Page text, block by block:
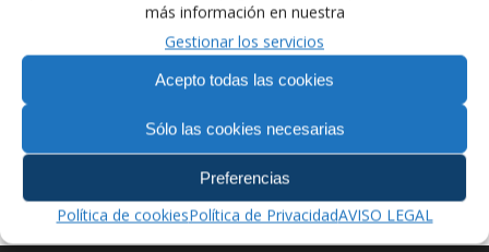
más información en nuestra
Gestionar los servicios
Acepto todas las cookies
Sólo las cookies necesarias
Preferencias
Política de cookiesPolítica de PrivacidadAVISO LEGAL
Navegación
de
entradas
Anterior:
anterior:
NEGREPELISSE
(FRANCIA)
entrada:
DE LUCHA SAN BLAS